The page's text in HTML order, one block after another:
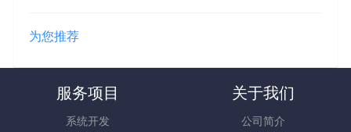
为您推荐
服务项目
系统开发
关于我们
公司简介